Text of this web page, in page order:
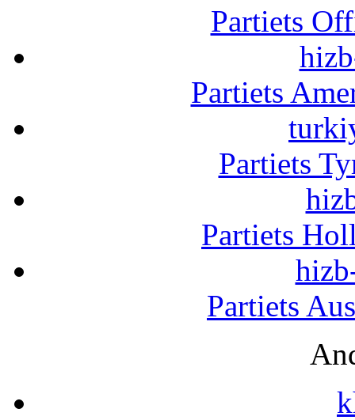
Partiets
Partiets
Partiets
Partiets
Partiets